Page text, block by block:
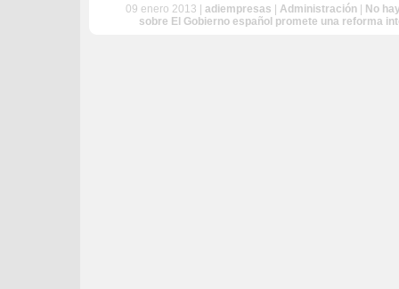
09 enero 2013 | adiempresas Administración
No
sobre El Gobierno español promete una reforma